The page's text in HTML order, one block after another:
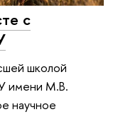
с
школой
имени М.В.
научное